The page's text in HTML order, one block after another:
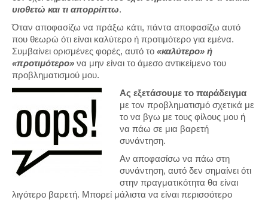
υιοθετώ και τι απορρίπτω.
Όταν αποφασίζω να πράξω κάτι, πάντα αποφασίζω αυτό
που θεωρώ ότι είναι καλύτερο ή προτιμότερο για εμένα.
Συμβαίνει ορισμένες φορές, αυτό το «καλύτερο» ή
«προτιμότερο» να μην είναι το άμεσο αντικείμενο του
προβληματισμού μου.
Ας εξετάσουμε το παράδειγμα
με τον προβληματισμό σχετικά με
το να βγω με τους φίλους μου ή
να πάω σε μια βαρετή
συνάντηση.
Αν αποφασίσω να πάω στη
συνάντηση, αυτό δεν σημαίνει ότι
στην πραγματικότητα θα είναι
λιγότερο βαρετή. Μπορεί μάλιστα να είναι περισσότερο